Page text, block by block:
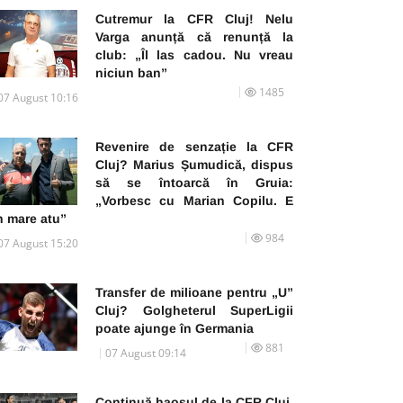
Cutremur la CFR Cluj! Nelu
Varga anunță că renunță la
club: „Îl las cadou. Nu vreau
niciun ban”
August 10:16 1485
Revenire de senzație la CFR
Cluj? Marius Șumudică, dispus
să se întoarcă în Gruia:
„Vorbesc cu Marian Copilu. E
mare atu”
August 15:20 984
Transfer de milioane pentru „U”
Cluj? Golgheterul SuperLigii
poate ajunge în Germania
07 August 09:14 881